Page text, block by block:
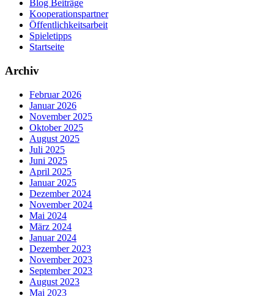
Blog Beiträge
Kooperationspartner
Öffentlichkeitsarbeit
Spieletipps
Startseite
Archiv
Februar 2026
Januar 2026
November 2025
Oktober 2025
August 2025
Juli 2025
Juni 2025
April 2025
Januar 2025
Dezember 2024
November 2024
Mai 2024
März 2024
Januar 2024
Dezember 2023
November 2023
September 2023
August 2023
Mai 2023